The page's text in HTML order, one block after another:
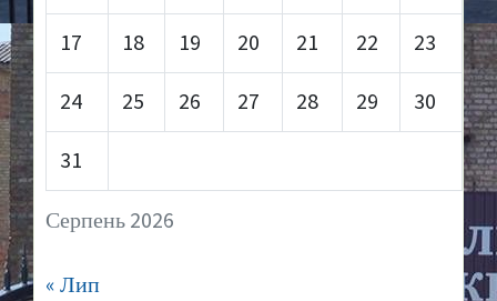
Серпень 2026
17 18 19 20 21 22 23
24 25 26 27 28 29 30
31
« Лип